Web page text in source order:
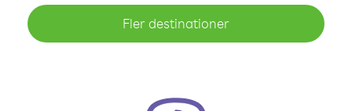
Fler destinationer